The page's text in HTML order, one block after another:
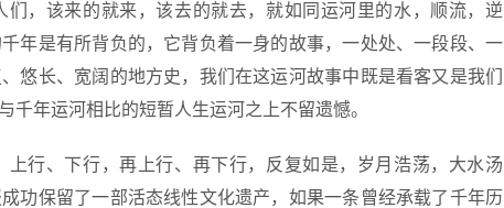
，该来的就来，该去的就去，就如同运河里的水，顺流，逆
年是有所背负的，它背负着一身的故事，一处处、一段段、一
悠长、宽阔的地方史，我们在这运河故事中既是看客又是我们
千年运河相比的短暂人生运河之上不留遗憾。
行、下行，再上行、再下行，反复如是，岁月浩荡，大水汤
功保留了一部活态线性文化遗产，如果一条曾经承载了千年历